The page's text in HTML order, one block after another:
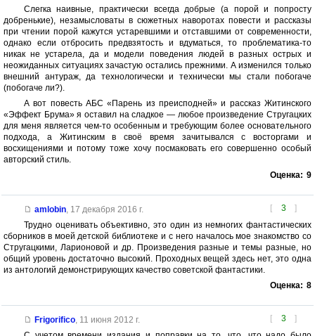
Слегка наивные, практически всегда добрые (а порой и попросту
добренькие), незамысловаты в сюжетных наворотах повести и рассказы
при чтении порой кажутся устаревшими и отставшими от современности,
однако если отбросить предвзятость и вдуматься, то проблематика-то
никак не устарела, да и модели поведения людей в разных острых и
неожиданных ситуациях зачастую остались прежними. А изменился только
внешний антураж, да технологически и технически мы стали побогаче
(побогаче ли?).
А вот повесть АБС «Парень из преисподней» и рассказ Житинского
«Эффект Брума» я оставил на сладкое — любое произведение Стругацких
для меня является чем-то особенным и требующим более основательного
подхода, а Житинским в своё время зачитывался с восторгами и
восхищениями и потому тоже хочу посмаковать его совершенно особый
авторский стиль.
Оценка: 9
[ 3 ]
amlobin, 17 декабря 2016 г.
Трудно оценивать объективно, это один из немногих фантастических
сборников в моей детской библиотеке и с него началось мое знакомство со
Стругацкими, Ларионовой и др. Произведения разные и темы разные, но
общий уровень достаточно высокий. Проходных вещей здесь нет, это одна
из антологий демонстрирующих качество советской фантастики.
Оценка: 8
[ 3 ]
Frigorifico, 11 июня 2012 г.